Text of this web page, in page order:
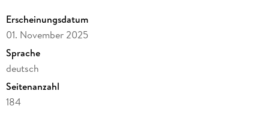
Erscheinungsdatum
01. November 2025
Sprache
deutsch
Seitenanzahl
184